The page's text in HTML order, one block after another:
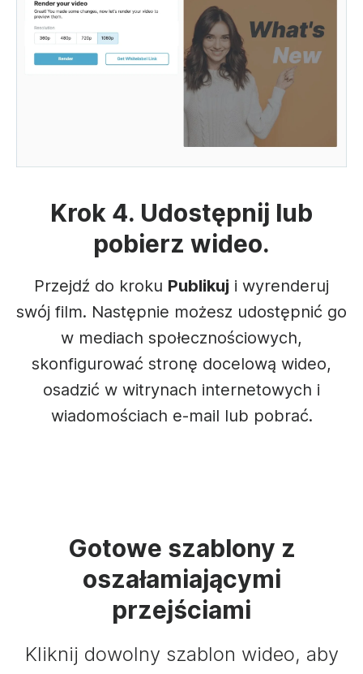
Krok 4. Udostępnij lub
pobierz wideo.
Przejdź do kroku Publikuj i wyrenderuj
swój film. Następnie możesz udostępnić go
w mediach społecznościowych,
skonfigurować stronę docelową wideo,
osadzić w witrynach internetowych i
wiadomościach e-mail lub pobrać.
Gotowe szablony z
oszałamiającymi
przejściami
Kliknij dowolny szablon wideo, aby